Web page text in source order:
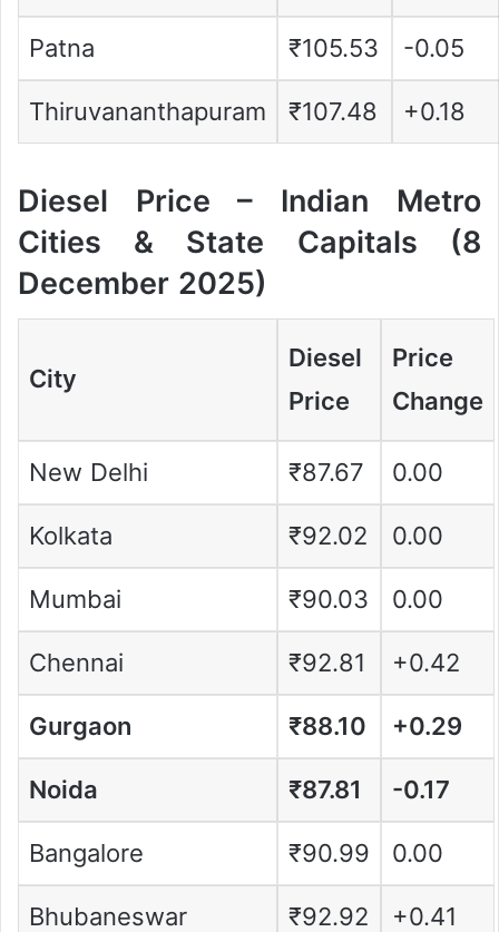
Patna ₹105.53 -0.05
Thiruvananthapuram ₹107.48 +0.18
Diesel Price – Indian Metro
Cities & State Capitals (8
December 2025)
City
Diesel
Price
Price
Change
New Delhi ₹87.67 0.00
Kolkata ₹92.02 0.00
Mumbai ₹90.03 0.00
Chennai ₹92.81 +0.42
Gurgaon ₹88.10 +0.29
Noida ₹87.81 -0.17
Bangalore ₹90.99 0.00
Bhubaneswar ₹92.92 +0.41